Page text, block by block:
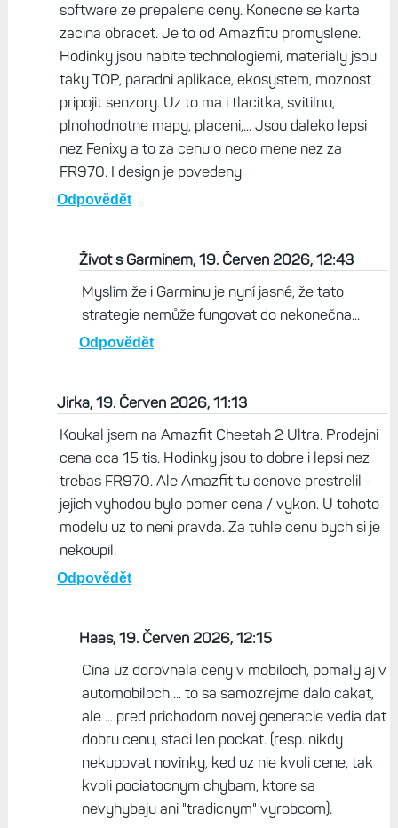
software ze prepalene ceny. Konecne se karta
zacina obracet. Je to od Amazfitu promyslene.
Hodinky jsou nabite technologiemi, materialy jsou
taky TOP, paradni aplikace, ekosystem, moznost
pripojit senzory. Uz to ma i tlacitka, svitilnu,
plnohodnotne mapy, placeni,... Jsou daleko lepsi
nez Fenixy a to za cenu o neco mene nez za
FR970. I design je povedeny
Odpovědět
Život s Garminem, 19. Červen 2026, 12:43
Myslím že i Garminu je nyní jasné, že tato
strategie nemůže fungovat do nekonečna...
Odpovědět
Jirka, 19. Červen 2026, 11:13
Koukal jsem na Amazfit Cheetah 2 Ultra. Prodejni
cena cca 15 tis. Hodinky jsou to dobre i lepsi nez
trebas FR970. Ale Amazfit tu cenove prestrelil -
jejich vyhodou bylo pomer cena / vykon. U tohoto
modelu uz to neni pravda. Za tuhle cenu bych si je
nekoupil.
Odpovědět
Haas, 19. Červen 2026, 12:15
Cina uz dorovnala ceny v mobiloch, pomaly aj v
automobiloch ... to sa samozrejme dalo cakat,
ale ... pred prichodom novej generacie vedia dat
dobru cenu, staci len pockat. (resp. nikdy
nekupovat novinky, ked uz nie kvoli cene, tak
kvoli pociatocnym chybam, ktore sa
nevyhybaju ani "tradicnym" vyrobcom).